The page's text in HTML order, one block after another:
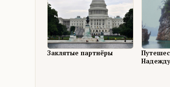
Заклятые партнёры